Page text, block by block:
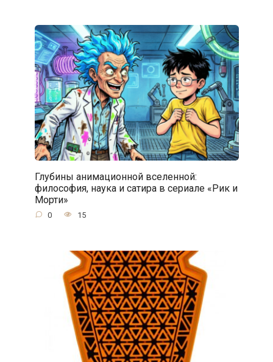
Глубины анимационной вселенной:
философия, наука и сатира в сериале «Рик и
Морти»
0 15